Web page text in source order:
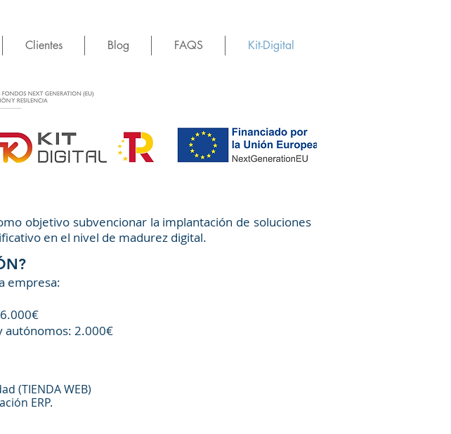
Clientes Blog FAQS Kit-Digital
objetivo subvencionar la implantación de soluciones
en el nivel de madurez digital.
empresa:
autónomos: 2.000€
(TIENDA WEB)
ERP.